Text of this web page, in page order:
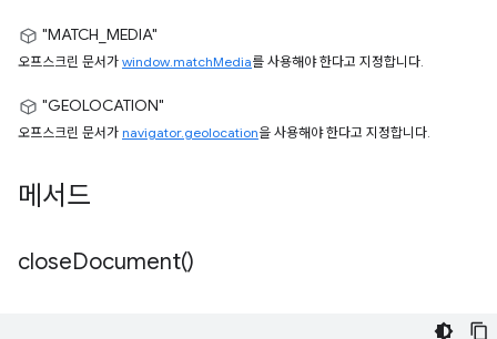
"MATCH_MEDIA"
오프스크린 문서가 window.matchMedia를 사용해야 한다고 지정합니다.
"GEOLOCATION"
오프스크린 문서가 navigator.geolocation을 사용해야 한다고 지정합니다.
메서드
closeDocument()